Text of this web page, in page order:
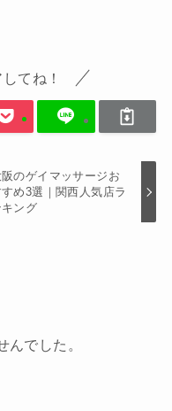
てね！
阪のゲイマッサージお
め3選｜関西人気店ラ
キング
でした。